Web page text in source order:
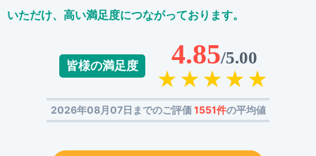
いただけ、高い満足度につながっております。
皆様の満足度 4.85/5.00
2026年08月07日までのご評価1551件の平均値